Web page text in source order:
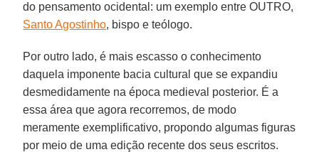
do pensamento ocidental: um exemplo entre OUTRO,
Santo Agostinho, bispo e teólogo.
Por outro lado, é mais escasso o conhecimento
daquela imponente bacia cultural que se expandiu
desmedidamente na época medieval posterior. É a
essa área que agora recorremos, de modo
meramente exemplificativo, propondo algumas figuras
por meio de uma edição recente dos seus escritos.